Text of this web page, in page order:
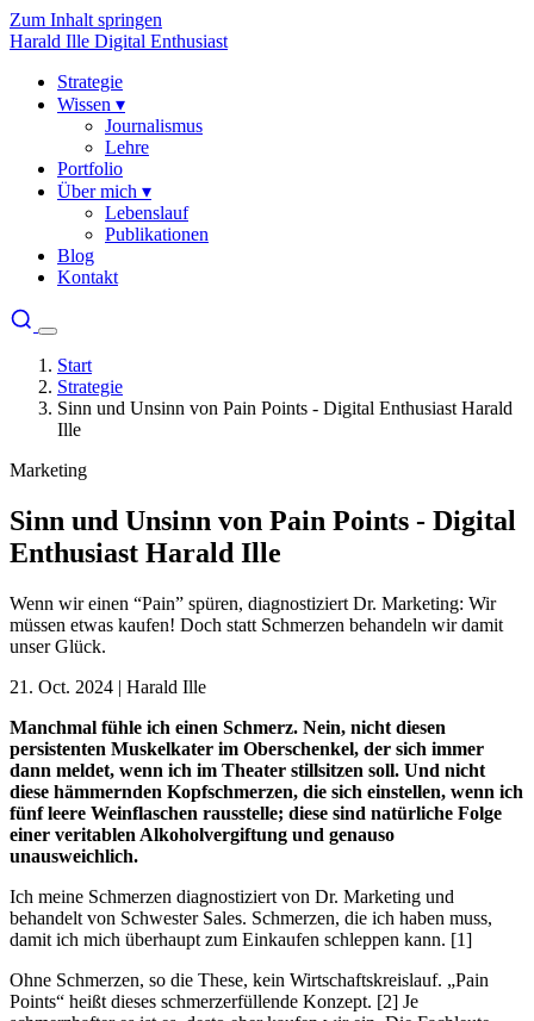
Zum Inhalt springen
Harald Ille Digital Enthusiast
Strategie
Wissen ▾
Journalismus
Lehre
Portfolio
Über mich ▾
Lebenslauf
Publikationen
Blog
Kontakt
Start
Strategie
Sinn und Unsinn von Pain Points - Digital Enthusiast Harald
Ille
Marketing
Sinn und Unsinn von Pain Points - Digital
Enthusiast Harald Ille
Wenn wir einen “Pain” spüren, diagnostiziert Dr. Marketing: Wir
müssen etwas kaufen! Doch statt Schmerzen behandeln wir damit
unser Glück.
21. Oct. 2024 | Harald Ille
Manchmal fühle ich einen Schmerz. Nein, nicht diesen
persistenten Muskelkater im Oberschenkel, der sich immer
dann meldet, wenn ich im Theater stillsitzen soll. Und nicht
diese hämmernden Kopfschmerzen, die sich einstellen, wenn ich
fünf leere Weinflaschen rausstelle; diese sind natürliche Folge
einer veritablen Alkoholvergiftung und genauso
unausweichlich.
Ich meine Schmerzen diagnostiziert von Dr. Marketing und
behandelt von Schwester Sales. Schmerzen, die ich haben muss,
damit ich mich überhaupt zum Einkaufen schleppen kann. [1]
Ohne Schmerzen, so die These, kein Wirtschaftskreislauf. „Pain
Points“ heißt dieses schmerzerfüllende Konzept. [2] Je